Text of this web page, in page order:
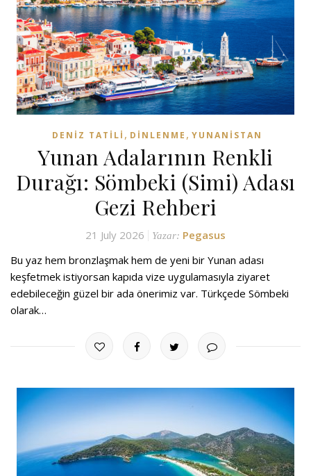
DENIZ TATILI , DINLENME , YUNANISTAN
Yunan Adalarının Renkli
Durağı: Sömbeki (Simi) Adası
Gezi Rehberi
21 July 2026 Yazar: Pegasus
Bu yaz hem bronzlaşmak hem de yeni bir Yunan adası
keşfetmek istiyorsan kapıda vize uygulamasıyla ziyaret
edebileceğin güzel bir ada önerimiz var. Türkçede Sömbeki
olarak…